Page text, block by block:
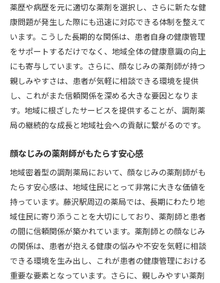
薬歴や病歴を元に適切な薬剤を選択し、さらに新たな健
康問題が発生した際にも迅速に対応できる体制を整えて
います。こうした長期的な関係は、患者自身の健康管理
をサポートするだけでなく、地域全体の健康意識の向上
にも寄与しています。さらに、顔なじみの薬剤師が持つ
親しみやすさは、患者が気軽に相談できる環境を提供
し、これがまた信頼関係を深める大きな要因となりま
す。地域に根ざしたサービスを提供することが、調剤薬
局の継続的な成長と地域社会への貢献に繋がるのです。
顔なじみの薬剤師がもたらす安心感
地域密着型の調剤薬局において、顔なじみの薬剤師がも
たらす安心感は、地域住民にとって非常に大きな価値を
持っています。藤沢駅周辺の薬局では、長期にわたり地
域住民に寄り添うことを大切にしており、薬剤師と患者
の間に信頼関係が築かれています。薬剤師との顔なじみ
の関係は、患者が抱える健康の悩みや不安を気軽に相談
できる環境を生み出し、これが患者の健康管理における
重要な要素となっています。さらに、親しみやすい薬剤